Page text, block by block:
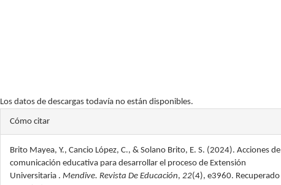
Los datos de descargas todavía no están disponibles.
Detalles
del
artículo
Cómo citar
Brito Mayea, Y., Cancio López, C., & Solano Brito, E. S. (2024). Acciones de
comunicación educativa para desarrollar el proceso de Extensión
Universitaria .Mendive. Revista De Educación,22(4), e3960. Recuperado